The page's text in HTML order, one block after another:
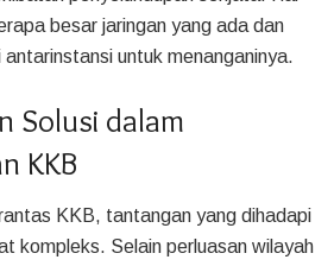
besar jaringan yang ada dan
untuk menanganinya.
Solusi dalam
KKB
KKB, tantangan yang dihadapi
kompleks. Selain perluasan wilayah